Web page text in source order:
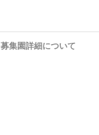
募集園詳細について